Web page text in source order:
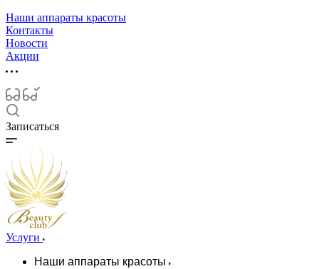
Наши аппараты красоты
Контакты
Новости
Акции
Записаться
Услуги
Наши аппараты красоты